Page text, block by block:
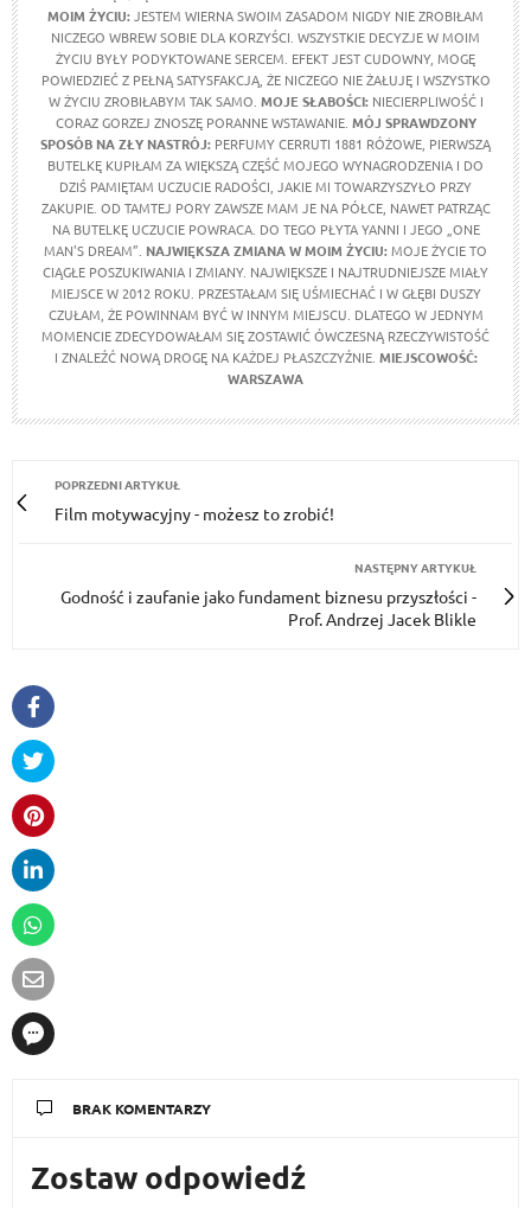
MOIM ŻYCIU:JESTEM WIERNA SWOIM ZASADOM NIGDY NIE ZROBIŁAM
NICZEGO WBREW SOBIE DLA KORZYŚCI. WSZYSTKIE DECYZJE W MOIM
ŻYCIU BYŁY PODYKTOWANE SERCEM. EFEKT JEST CUDOWNY, MOGĘ
POWIEDZIEĆ Z PEŁNĄ SATYSFAKCJĄ, ŻE NICZEGO NIE ŻAŁUJĘ I WSZYSTKO
W ŻYCIU ZROBIŁABYM TAK SAMO. MOJE SŁABOŚCI:NIECIERPLIWOŚĆ I
CORAZ GORZEJ ZNOSZĘ PORANNE WSTAWANIE. MÓJ SPRAWDZONY
SPOSÓB NA ZŁY NASTRÓJ: PERFUMY CERRUTI 1881 RÓŻOWE, PIERWSZĄ
BUTELKĘ KUPIŁAM ZA WIĘKSZĄ CZĘŚĆ MOJEGO WYNAGRODZENIA I DO
DZIŚ PAMIĘTAM UCZUCIE RADOŚCI, JAKIE MI TOWARZYSZYŁO PRZY
ZAKUPIE. OD TAMTEJ PORY ZAWSZE MAM JE NA PÓŁCE, NAWET PATRZĄC
NA BUTELKĘ UCZUCIE POWRACA. DO TEGO PŁYTA YANNI I JEGO „ONE
MAN'S DREAM”. NAJWIĘKSZA ZMIANA W MOIM ŻYCIU:MOJE ŻYCIE TO
CIĄGŁE POSZUKIWANIA I ZMIANY. NAJWIĘKSZE I NAJTRUDNIEJSZE MIAŁY
MIEJSCE W 2012 ROKU. PRZESTAŁAM SIĘ UŚMIECHAĆ I W GŁĘBI DUSZY
CZUŁAM, ŻE POWINNAM BYĆ W INNYM MIEJSCU. DLATEGO W JEDNYM
MOMENCIE ZDECYDOWAŁAM SIĘ ZOSTAWIĆ ÓWCZESNĄ RZECZYWISTOŚĆ
I ZNALEŹĆ NOWĄ DROGĘ NA KAŻDEJ PŁASZCZYŹNIE. MIEJSCOWOŚĆ:
WARSZAWA
POPRZEDNI ARTYKUŁ
Film motywacyjny - możesz to zrobić!
NASTĘPNY ARTYKUŁ
Godność i zaufanie jako fundament biznesu przyszłości -
Prof. Andrzej Jacek Blikle
BRAK KOMENTARZY
Zostaw odpowiedź